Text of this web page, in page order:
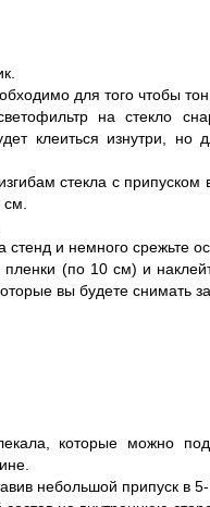
для того чтобы
на стекло
клеиться изнутри, но
стекла с
стенд и немного срежьте
пленки (по 10 см) и
вы будете снимать
которые можно
небольшой припуск в